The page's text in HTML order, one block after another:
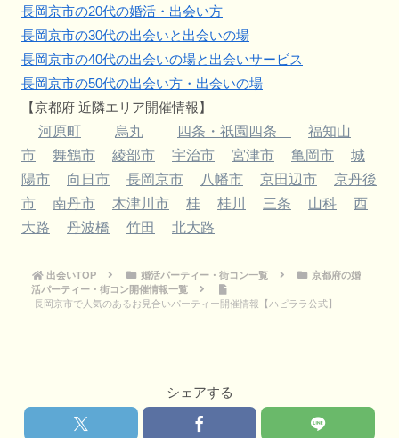
長岡京市の20代の婚活・出会い方
長岡京市の30代の出会いと出会いの場
長岡京市の40代の出会いの場と出会いサービス
長岡京市の50代の出会い方・出会いの場
【京都府 近隣エリア開催情報】
河原町
烏丸 四条・祇園四条
福知山
市
舞鶴市 綾部市 宇治市 宮津市 亀岡市
城
陽市
向日市 長岡京市 八幡市 京田辺市
京丹後
市
南丹市 木津川市 桂 桂川 三条 山科
西
大路
丹波橋 竹田 北大路
出会いTOP 婚活パーティー・街コン一覧
京都府の婚
活パーティー・街コン開催情報一覧
長岡京市で人気のあるお見合いパーティー開催情報【ハピララ公式】
シェアする